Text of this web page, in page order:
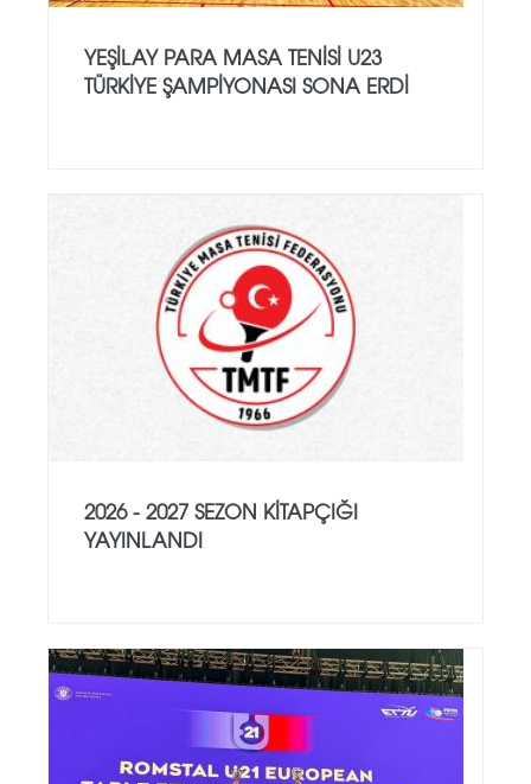
YEŞILAY PARA MASA TENISI U23
TÜRKIYE ŞAMPIYONASI SONA ERDI
2026 - 2027 SEZON KITAPÇIĞI
YAYINLANDI